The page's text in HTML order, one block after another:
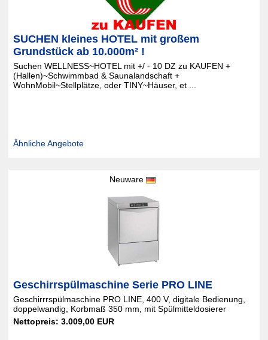
SUCHEN kleines HOTEL mit großem
Grundstück ab 10.000m² !
Suchen WELLNESS~HOTEL mit +/ - 10 DZ zu KAUFEN +
(Hallen)~Schwimmbad & Saunalandschaft +
WohnMobil~Stellplätze, oder TINY~Häuser, et ...
Ähnliche Angebote
Neuware
Geschirrspülmaschine Serie PRO LINE
Geschirrrspülmaschine PRO LINE, 400 V, digitale Bedienung,
doppelwandig, Korbmaß 350 mm, mit Spülmitteldosierer
Nettopreis: 3.009,00 EUR